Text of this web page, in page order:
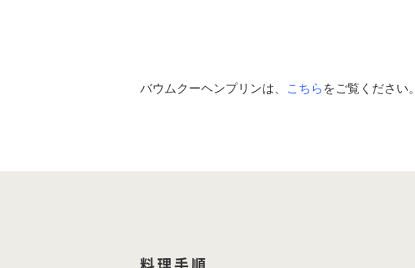
バウムクーヘンプリンは、 こちら をご覧ください。
料理手順